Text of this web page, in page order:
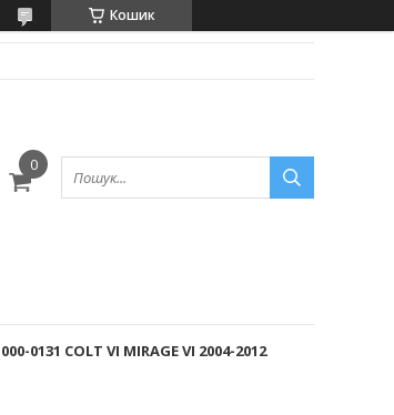
Кошик
COLT VI MIRAGE VI 2004-2012